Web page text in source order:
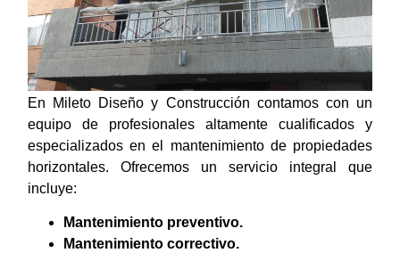
En Mileto Diseño y Construcción contamos con un
equipo de profesionales altamente cualificados y
especializados en el mantenimiento de propiedades
horizontales. Ofrecemos un servicio integral que
incluye:
Mantenimiento preventivo.
Mantenimiento correctivo.